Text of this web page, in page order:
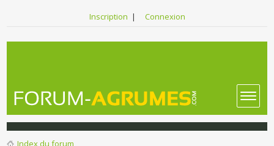
Inscription | Connexion
Index du forum